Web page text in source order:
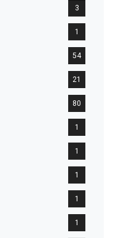
3
1
54
21
80
1
1
1
1
1